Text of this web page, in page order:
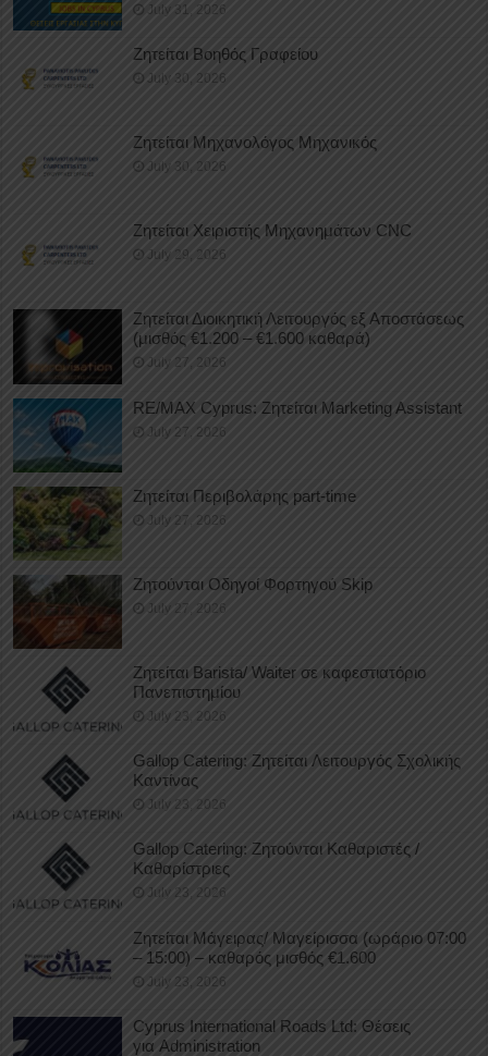
July 31, 2026
Ζητείται Βοηθός Γραφείου
July 30, 2026
Ζητείται Μηχανολόγος Μηχανικός
July 30, 2026
Ζητείται Χειριστής Μηχανημάτων CNC
July 29, 2026
Ζητείται Διοικητική Λειτουργός εξ Αποστάσεως
(μισθός €1.200 – €1.600 καθαρά)
July 27, 2026
RE/MAX Cyprus: Ζητείται Marketing Assistant
July 27, 2026
Ζητείται Περιβολάρης part-time
July 27, 2026
Ζητούνται Οδηγοί Φορτηγού Skip
July 27, 2026
Ζητείται Barista/ Waiter σε καφεστιατόριο
Πανεπιστημίου
July 23, 2026
Gallop Catering: Ζητείται Λειτουργός Σχολικής
Καντίνας
July 23, 2026
Gallop Catering: Ζητούνται Καθαριστές /
Καθαρίστριες
July 23, 2026
Ζητείται Μάγειρας/ Μαγείρισσα (ωράριο 07:00
– 15:00) – καθαρός μισθός €1.600
July 23, 2026
Cyprus International Roads Ltd: Θέσεις
για Administration